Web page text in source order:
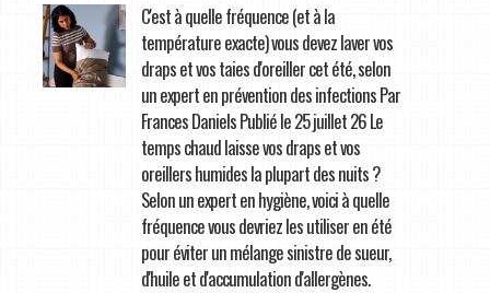
C'est à quelle fréquence (et à la
température exacte) vous devez laver vos
draps et vos taies d'oreiller cet été, selon
un expert en prévention des infections Par
Frances Daniels Publié le 25 juillet 26 Le
temps chaud laisse vos draps et vos
oreillers humides la plupart des nuits ?
Selon un expert en hygiène, voici à quelle
fréquence vous devriez les utiliser en été
pour éviter un mélange sinistre de sueur,
d'huile et d'accumulation d'allergènes.